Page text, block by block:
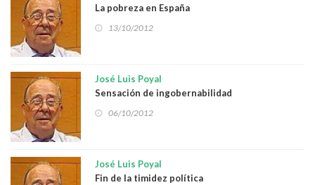
La pobreza en España
13/10/2012
José Luis Poyal
Sensación de ingobernabilidad
06/10/2012
José Luis Poyal
Fin de la timidez política